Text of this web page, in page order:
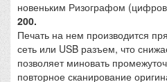
новеньким Ризографом
200.
Печать на нем производится
сеть или USB разъем, что
позволяет миновать
повторное сканирование